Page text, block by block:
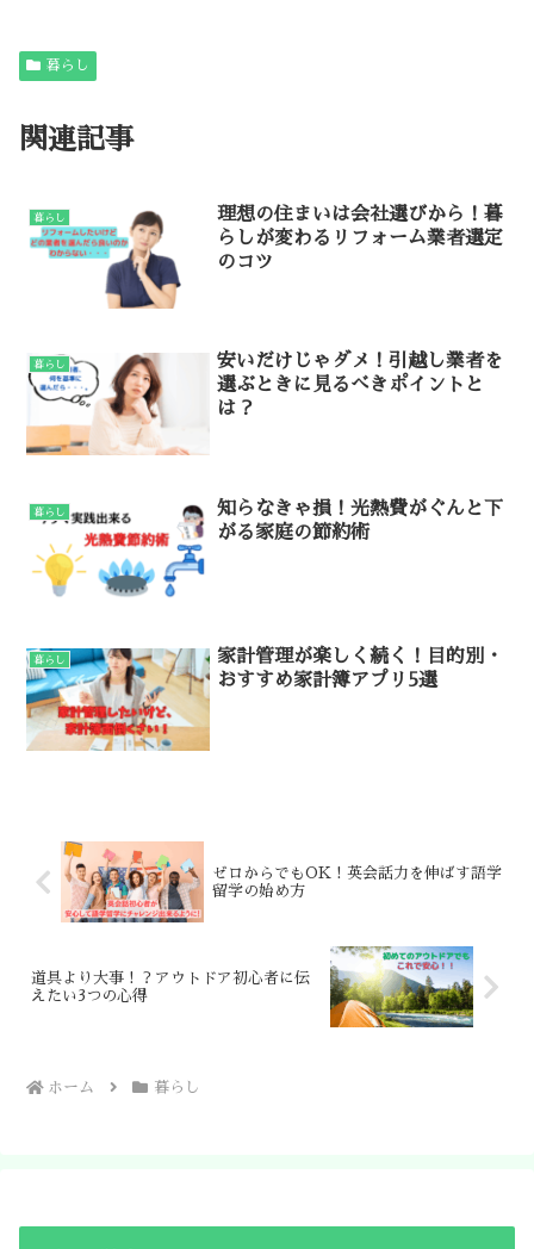
暮らし
関連記事
暮らし
理想の住まいは会社選びから！暮
らしが変わるリフォーム業者選定
のコツ
暮らし
安いだけじゃダメ！引越し業者を
選ぶときに見るべきポイントと
は？
暮らし
知らなきゃ損！光熱費がぐんと下
がる家庭の節約術
暮らし
家計管理が楽しく続く！目的別・
おすすめ家計簿アプリ5選
ゼロからでもOK！英会話力を伸ばす語学
留学の始め方
道具より大事！？アウトドア初心者に伝
えたい3つの心得
ホーム 暮らし